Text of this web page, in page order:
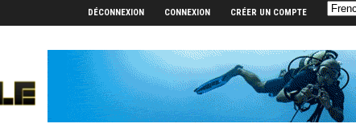
DÉCONNEXION CONNEXION CRÉER UN COMPTE